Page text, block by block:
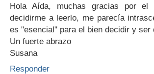
Hola Aída, muchas gracias por
decidirme a leerlo, me parecía
es "esencial" para el bien decidir y
Un fuerte abrazo
Susana
Responder